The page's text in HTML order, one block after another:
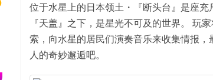
位于水星上的日本领土・『断头台』是座
『天盖』之下，是星光不可及的世界。 玩
索，向水星的居民们演奏音乐来收集情报
人的奇妙邂逅吧。